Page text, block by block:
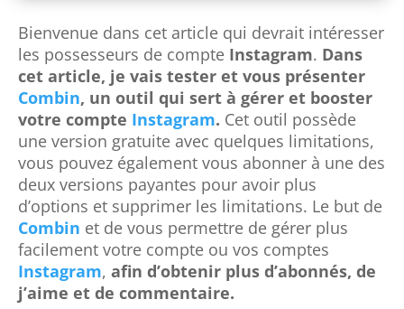
Bienvenue dans cet article qui devrait intéresser
les possesseurs de compte Instagram. Dans
cet article, je vais tester et vous présenter
Combin, un outil qui sert à gérer et booster
votre compte Instagram. Cet outil possède
une version gratuite avec quelques limitations,
vous pouvez également vous abonner à une des
deux versions payantes pour avoir plus
d’options et supprimer les limitations. Le but de
Combin et de vous permettre de gérer plus
facilement votre compte ou vos comptes
Instagram, afin d’obtenir plus d’abonnés, de
j’aime et de commentaire.